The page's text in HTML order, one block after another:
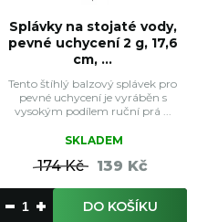
Splávky na stojaté vody,
pevné uchycení 2 g, 17,6
cm, ...
Tento štíhlý balzový splávek pro
pevné uchycení je vyráběn s
vysokým podílem ruční prá ...
SKLADEM
174 Kč 139 Kč
DO KOŠÍKU